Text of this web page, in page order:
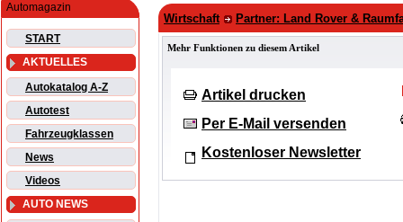
Automagazin
START
AKTUELLES
Autokatalog A-Z
Autotest
Fahrzeugklassen
News
Videos
AUTO NEWS
Wirtschaft Partner: Land Rover &
Mehr Funktionen zu diesem Artikel
Artikel drucken
Per E-Mail versenden
Kostenloser Newsletter